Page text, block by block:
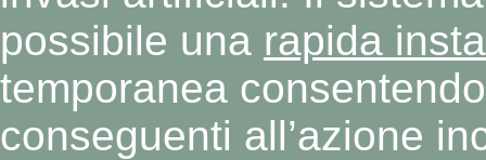
possibile una rapida
temporanea
conseguenti all’azione